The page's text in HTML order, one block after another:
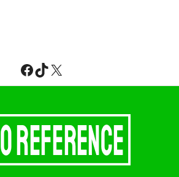
Facebook
TikTok
X